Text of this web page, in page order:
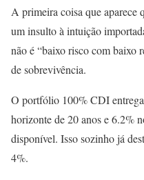
A primeira coisa que aparece
um insulto à intuição
não é “baixo risco com baixo
de sobrevivência.
O portfólio 100% CDI
horizonte de 20 anos e 6.2%
disponível. Isso sozinho já
4%.